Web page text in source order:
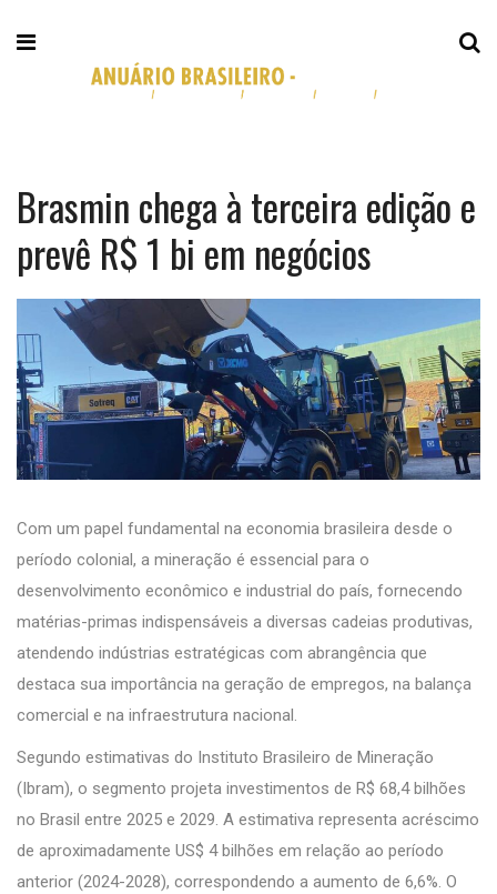
Brasmin chega à terceira edição e
prevê R$ 1 bi em negócios
Com um papel fundamental na economia brasileira desde o
período colonial, a mineração é essencial para o
desenvolvimento econômico e industrial do país, fornecendo
matérias-primas indispensáveis a diversas cadeias produtivas,
atendendo indústrias estratégicas com abrangência que
destaca sua importância na geração de empregos, na balança
comercial e na infraestrutura nacional.
Segundo estimativas do Instituto Brasileiro de Mineração
(Ibram), o segmento projeta investimentos de R$ 68,4 bilhões
no Brasil entre 2025 e 2029. A estimativa representa acréscimo
de aproximadamente US$ 4 bilhões em relação ao período
anterior (2024-2028), correspondendo a aumento de 6,6%. O